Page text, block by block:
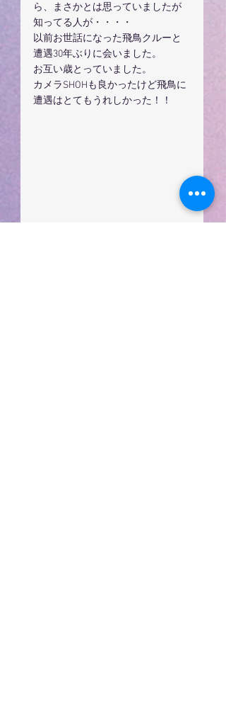
ら、まさかとは思っていましたが
知ってる人が・・・・
以前お世話になった飛鳥クルーと
遭遇30年ぶりに会いました。
お互い歳とっていました。
カメラSHOHも良かったけど飛鳥に
遭遇はとてもうれしかった！！